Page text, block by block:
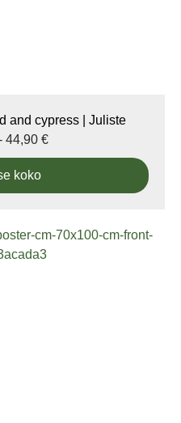
and cypress | Juliste
44,90 €
koko